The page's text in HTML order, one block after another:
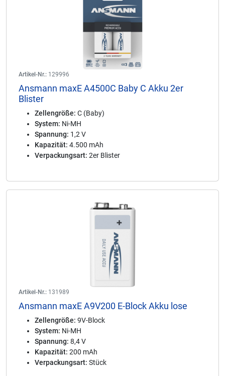
Artikel-Nr.: 129996
Ansmann maxE A4500C Baby C Akku 2er
Blister
Zellengröße: C (Baby)
System: Ni-MH
Spannung: 1,2 V
Kapazität: 4.500 mAh
Verpackungsart: 2er Blister
Artikel-Nr.: 131989
Ansmann maxE A9V200 E-Block Akku lose
Zellengröße: 9V-Block
System: Ni-MH
Spannung: 8,4 V
Kapazität: 200 mAh
Verpackungsart: Stück